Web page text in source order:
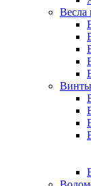
Весла
Винты